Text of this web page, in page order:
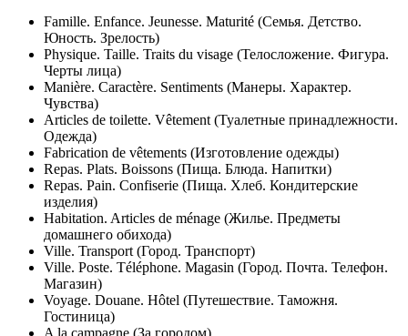
Famille. Enfance. Jeunesse. Maturité (Семья. Детство.
Юность. Зрелость)
Physique. Taille. Traits du visage (Телосложение. Фигура.
Черты лица)
Manière. Caractère. Sentiments (Манеры. Характер.
Чувства)
Articles de toilette. Vêtement (Туалетные принадлежности.
Одежда)
Fabrication de vêtements (Изготовление одежды)
Repas. Plats. Boissons (Пища. Блюда. Напитки)
Repas. Pain. Confiserie (Пища. Хлеб. Кондитерские
изделия)
Habitation. Articles de ménage (Жилье. Предметы
домашнего обихода)
Ville. Transport (Город. Транспорт)
Ville. Poste. Téléphone. Magasin (Город. Почта. Телефон.
Магазин)
Voyage. Douane. Hôtel (Путешествие. Таможня.
Гостиница)